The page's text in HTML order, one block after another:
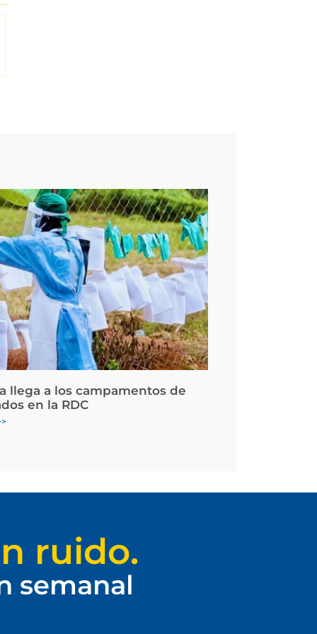
llega a los campamentos de
en la RDC
ruido.
semanal